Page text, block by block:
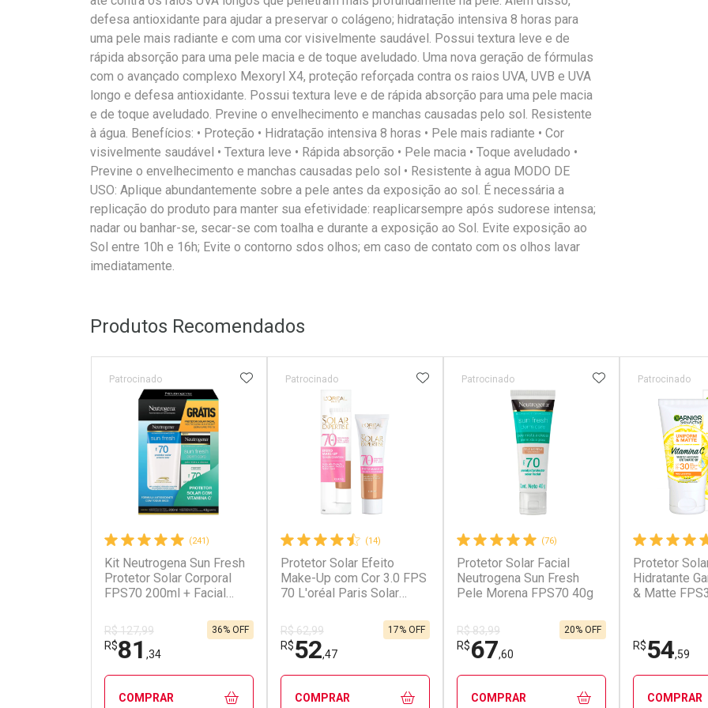
defesa antioxidante para ajudar a preservar o colágeno; hidratação intensiva 8 horas para
uma pele mais radiante e com uma cor visivelmente saudável. Possui textura leve e de
rápida absorção para uma pele macia e de toque aveludado. Uma nova geração de fórmulas
com o avançado complexo Mexoryl X4, proteção reforçada contra os raios UVA, UVB e UVA
longo e defesa antioxidante. Possui textura leve e de rápida absorção para uma pele macia
e de toque aveludado. Previne o envelhecimento e manchas causadas pelo sol. Resistente
à água. Benefícios: • Proteção • Hidratação intensiva 8 horas • Pele mais radiante • Cor
visivelmente saudável • Textura leve • Rápida absorção • Pele macia • Toque aveludado •
Previne o envelhecimento e manchas causadas pelo sol • Resistente à agua MODO DE
USO: Aplique abundantemente sobre a pele antes da exposição ao sol. É necessária a
replicação do produto para manter sua efetividade: reaplicarsempre após sudorese intensa;
nadar ou banhar-se, secar-se com toalha e durante a exposição ao Sol. Evite exposição ao
Sol entre 10h e 16h; Evite o contorno sdos olhos; em caso de contato com os olhos lavar
imediatamente.
Produtos Recomendados
(241)
Kit Neutrogena Sun Fresh
Protetor Solar Corporal
FPS70 200ml + Facial
Patrocinado
R$ 127,99
R$81 ,34
36% OFF
ADICIONAR AOS FAVORITOS
COMPRAR
(14)
Protetor Solar Efeito
Make-Up com Cor 3.0 FPS
70 L'oréal Paris Solar
Patrocinado
R$ 62,99
R$52,47
17% OFF
ADICIONAR AOS FAVORITOS
COMPRAR
(76)
Protetor Solar Facial
Neutrogena Sun Fresh
Pele Morena FPS70 40g
Patrocinado
R$ 83,99
R$67,60
20% OFF
ADICIONAR AOS
COMPRAR
Protetor
Hidratante
& Matte
Patrocinado
R$54,59
COMPRAR